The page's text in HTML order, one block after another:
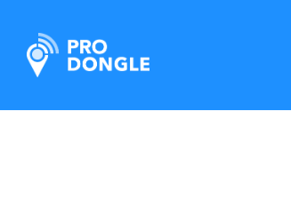
ProDongle Géolocalisation